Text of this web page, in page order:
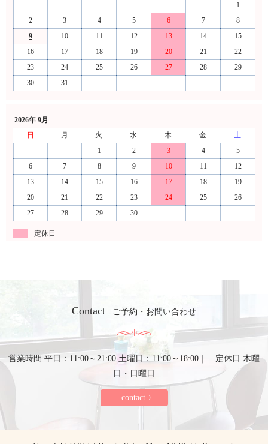
1
2
3 4 5 6 7
8
9
10 11 12 13 14
15
16
17 18 19 20 21
22
23
24 25 26 27 28
29
30
31
2026年 9月
日
月 火 水 木 金
土
1
2 3 4
5
6
7 8 9 10 11
12
13
14 15 16 17 18
19
20
21 22 23 24 25
26
27
28 29 30
定休日
Contact ご予約・お問い合わせ
営業時間 平日：11:00～21:00 土曜日：11:00～18:00｜ 定休日 木曜
日・日曜日
contact